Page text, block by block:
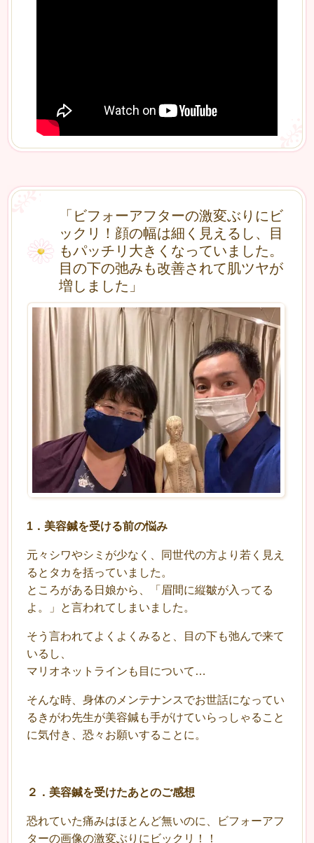
「ビフォーアフターの激変ぶりにビ
ックリ！顔の幅は細く見えるし、目
もパッチリ大きくなっていました。
目の下の弛みも改善されて肌ツヤが
増しました」
1．美容鍼を受ける前の悩み
元々シワやシミが少なく、同世代の方より若く見え
るとタカを括っていました。
ところがある日娘から、「眉間に縦皺が入ってる
よ。」と言われてしまいました。
そう言われてよくよくみると、目の下も弛んで来て
いるし、
マリオネットラインも目について…
そんな時、身体のメンテナンスでお世話になってい
るきがわ先生が美容鍼も手がけていらっしゃること
に気付き、恐々お願いすることに。
２．美容鍼を受けたあとのご感想
恐れていた痛みはほとんど無いのに、ビフォーアフ
ターの画像の激変ぶりにビックリ！！